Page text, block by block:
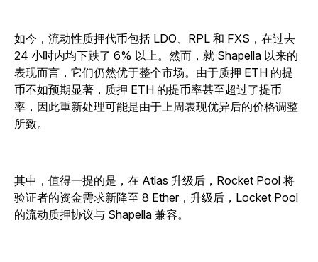
如今，流动性质押代币包括 LDO、RPL 和 FXS，在过去
24 小时内均下跌了 6% 以上。然而，就 Shapella 以来的
表现而言，它们仍然优于整个市场。由于质押 ETH 的提
币不如预期显著，质押 ETH 的提币率甚至超过了提币
率，因此重新处理可能是由于上周表现优异后的价格调整
所致。
其中，值得一提的是，在 Atlas 升级后，Rocket Pool 将
验证者的资金需求新降至 8 Ether，升级后，Locket Pool
的流动质押协议与 Shapella 兼容。